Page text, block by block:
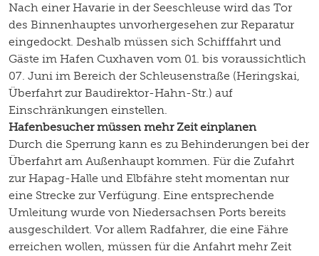
Nach einer Havarie in der Seeschleuse wird das Tor
des Binnenhauptes unvorhergesehen zur Reparatur
eingedockt. Deshalb müssen sich Schifffahrt und
Gäste im Hafen Cuxhaven vom 01. bis voraussichtlich
07. Juni im Bereich der Schleusenstraße (Heringskai,
Überfahrt zur Baudirektor-Hahn-Str.) auf
Einschränkungen einstellen.
Hafenbesucher müssen mehr Zeit einplanen
Durch die Sperrung kann es zu Behinderungen bei der
Überfahrt am Außenhaupt kommen. Für die Zufahrt
zur Hapag-Halle und Elbfähre steht momentan nur
eine Strecke zur Verfügung. Eine entsprechende
Umleitung wurde von Niedersachsen Ports bereits
ausgeschildert. Vor allem Radfahrer, die eine Fähre
erreichen wollen, müssen für die Anfahrt mehr Zeit